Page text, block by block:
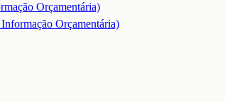
Orçamentária)
Orçamentária)